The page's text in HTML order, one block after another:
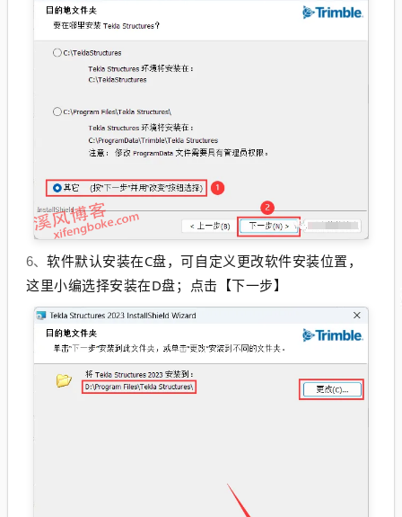
6、 软件默认安装在C盘，可自定义更改软件安装位置，
这里小编选择安装在D盘；点击【下一步】